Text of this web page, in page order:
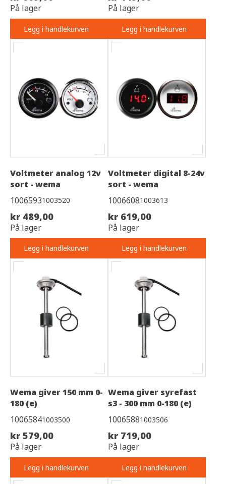
På lager
Legg i handlekurven
På lager
Legg i handlekurven
Voltmeter analog 12v
sort - wema
10065931003520
kr 489,00
På lager
Legg i handlekurven
Voltmeter digital 8-24v
sort - wema
10066081003613
kr 619,00
På lager
Legg i handlekurven
Wema giver 150 mm 0-
180 (e)
10065841003500
kr 579,00
På lager
Legg i handlekurven
Wema giver syrefast
s3 - 300 mm 0-180 (e)
10065881003506
kr 719,00
På lager
Legg i handlekurven